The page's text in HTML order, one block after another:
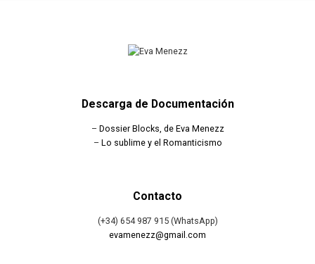
Descarga de Documentación
– Dossier Blocks, de Eva Menezz
– Lo sublime y el Romanticismo
Contacto
(+34) 654 987 915 (WhatsApp)
evamenezz@gmail.com